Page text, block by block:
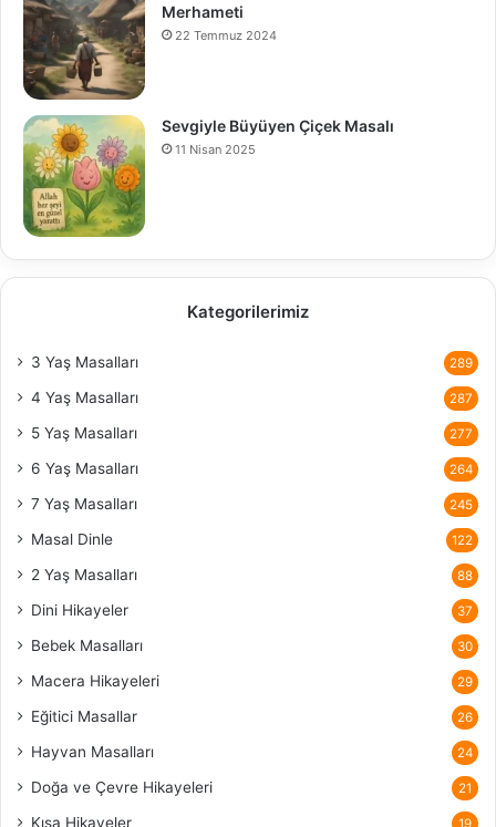
Merhameti
22 Temmuz 2024
Sevgiyle Büyüyen Çiçek Masalı
11 Nisan 2025
Kategorilerimiz
3 Yaş Masalları 289
4 Yaş Masalları 287
5 Yaş Masalları 277
6 Yaş Masalları 264
7 Yaş Masalları 245
Masal Dinle 122
2 Yaş Masalları 88
Dini Hikayeler 37
Bebek Masalları 30
Macera Hikayeleri 29
Eğitici Masallar 26
Hayvan Masalları 24
Doğa ve Çevre Hikayeleri 21
Kısa Hikayeler 19